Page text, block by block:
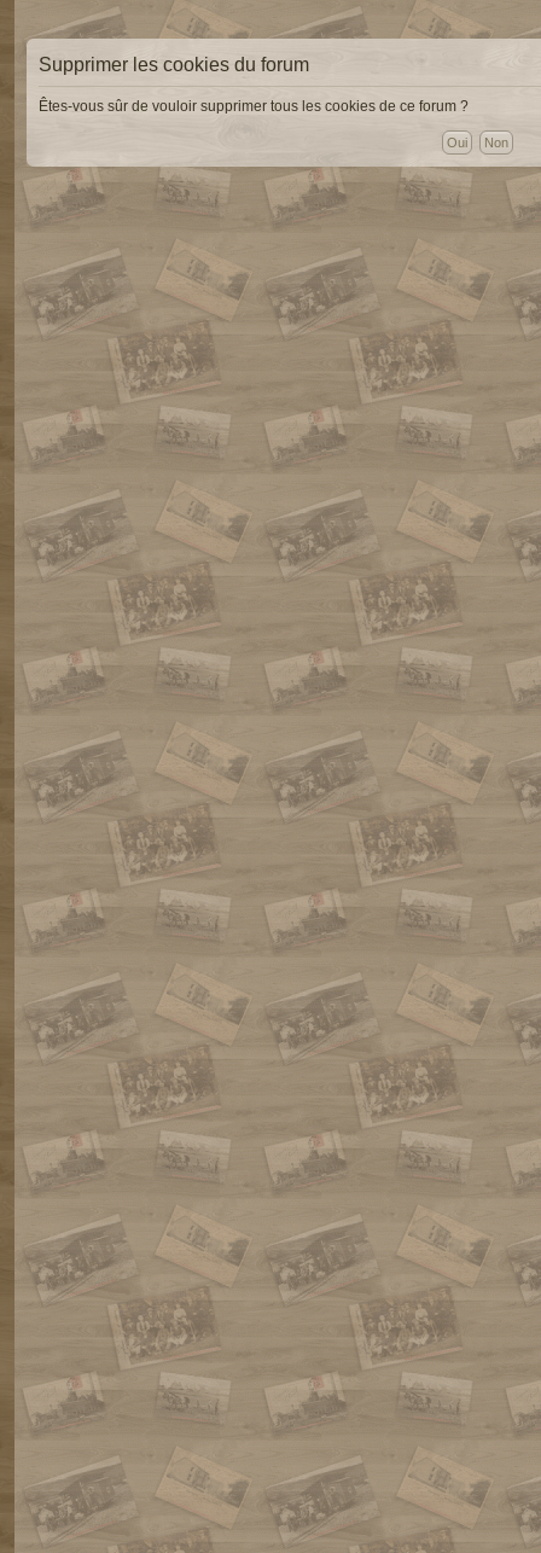
Supprimer les cookies du forum
Êtes-vous sûr de vouloir supprimer tous les cookies de ce forum ?